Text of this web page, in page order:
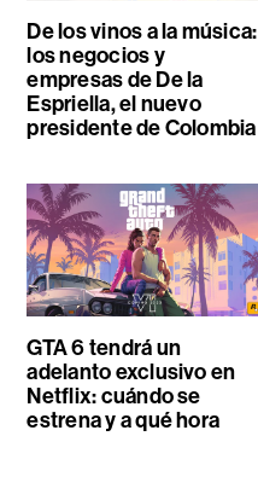
De los vinos a la música:
los negocios y
empresas de De la
Espriella, el nuevo
presidente de Colombia
GTA 6 tendrá un
adelanto exclusivo en
Netflix: cuándo se
estrena y a qué hora